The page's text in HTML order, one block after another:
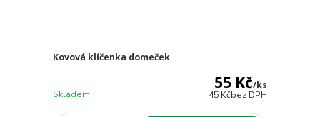
Kovová klíčenka domeček
55 Kč/ks
45 Kčbez DPH
Skladem